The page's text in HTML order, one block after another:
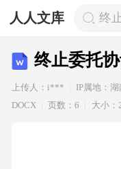
人人文库 终
终止委托
上传人：i*** IP属地：湖
DOCX
页数：6 大小：